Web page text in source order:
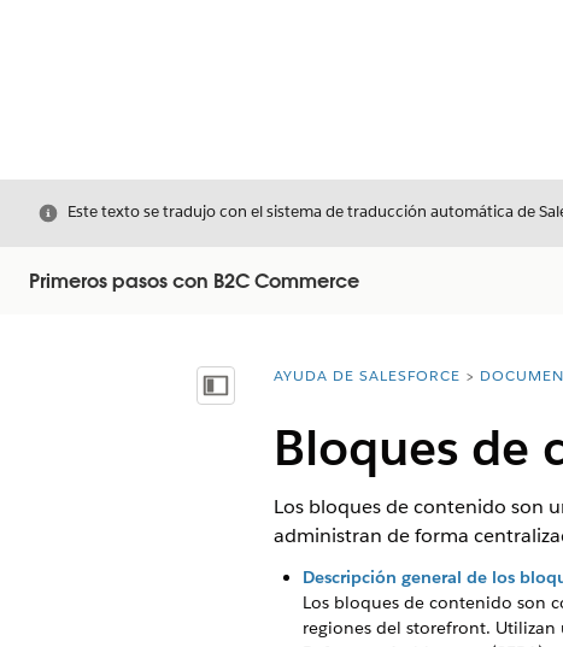
Cerrar
Este texto se tradujo con el sistema de traducción automática de
Primeros pasos con B2C Commerce
Mostrar índice de materias
Usted está aquí:
AYUDA DE SALESFORCE
Bloques de
Los bloques de contenido son
administran de forma
Descripción general de los
Los bloques de contenido son
regiones del storefront. Utilizan